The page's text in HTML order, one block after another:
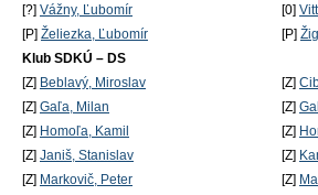
[?] Vážny, Ľubomír [0]
[P] Želiezka, Ľubomír [P]
Klub SDKÚ – DS
[Z] Beblavý, Miroslav [Z]
[Z] Gaľa, Milan [Z]
[Z] Homoľa, Kamil [Z]
[Z] Janiš, Stanislav [Z]
[Z] Markovič, Peter [Z]